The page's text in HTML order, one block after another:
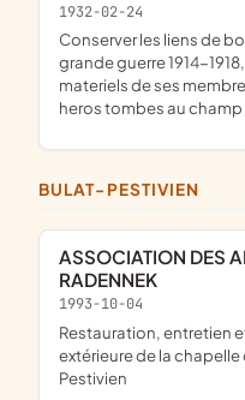
1932-02-24
Conserver les liens de bonne camaderie crees par la
grande guerre 1914-
materiels de ses
heros tombes au
BULAT-PESTIVIEN
ASSOCIATION DES AMIS DE SAINTE-ANNE DE
RADENNEK
1993-10-04
restauration, entretien et décoration intérieure et
extérieure de la
Pestivien